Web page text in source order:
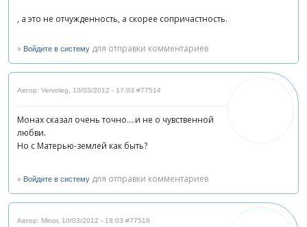
, а это не отчужденность, а скорее сопричастность.
» Войдите в систему для отправки комментариев
Автор: Vervoleg 10/03/2012 - 17:03 #77514
Монах сказал очень точно....и не о чувственной
любви.
Но с Матерью-землей как быть?
» Войдите в систему для отправки комментариев
Автор: Minor, 10/03/2012 - 18:03 #77516